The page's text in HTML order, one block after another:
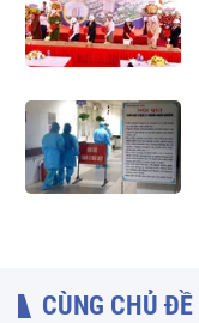
CÙNG CHỦ ĐỀ